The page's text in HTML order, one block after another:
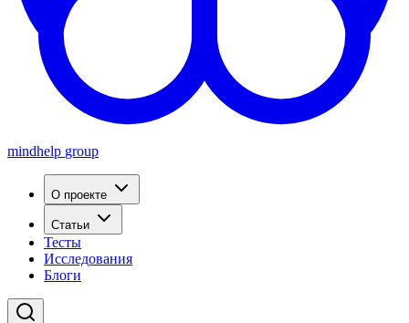
mindhelp group
О проекте
Статьи
Тесты
Исследования
Блоги